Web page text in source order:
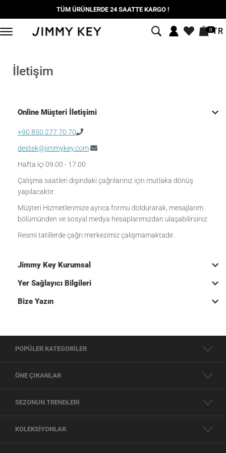
TÜM ÜRÜNLERDE 24 SAATTE KARGO !
0TR
İletişim
Online Müşteri İletişimi
+90 850 277 70 70
destek@jimmykey.com
Hafta içi 09.00 - 17.00
Çalışma saatleri dışındaki çağrılarınız için mutlaka dönüş
yapılacaktır.
Müşteri Hizmetlerimize ayrıca formu doldurarak, mesajlarım
bölümünden ve sosyal medya hesaplarımızdan ulaşabilirsiniz.
Resmi tatillerde çağrı merkezimiz çalışmamaktadır.
Jimmy Key Kurumsal
Yer Sağlayıcı Bilgileri
Bize Yazın
POPÜLER KATEGORİLER
ÖNE ÇIKANLAR
SEZONUN TRENDLERİ
KOLEKSİYONLAR